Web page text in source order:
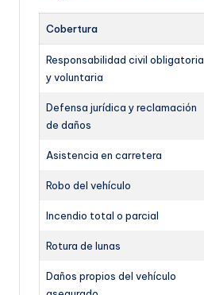
Cobertura
Responsabilidad civil obligatoria
y voluntaria
Defensa jurídica y reclamación
de daños
Asistencia en carretera
Robo del vehículo
Incendio total o parcial
Rotura de lunas
Daños propios del vehículo